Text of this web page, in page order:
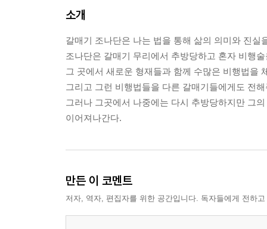
소개
갈매기 조나단은 나는 법을 통해 삶의 의미와 진
조나단은 갈매기 무리에서 추방당하고 혼자 비행
그 곳에서 새로운 형재들과 함께 수많은 비행법을
그리고 그런 비행법들을 다른 갈매기들에게도 전
그러나 그곳에서 나중에는 다시 추방당하지만 그
이어져나간다.
만든 이 코멘트
저자, 역자, 편집자를 위한 공간입니다. 독자들에게 전하